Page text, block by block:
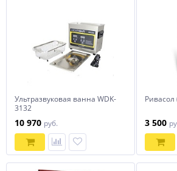
Ультразвуковая ванна WDK-
3132
10 970 руб.
Ривасол
3 500